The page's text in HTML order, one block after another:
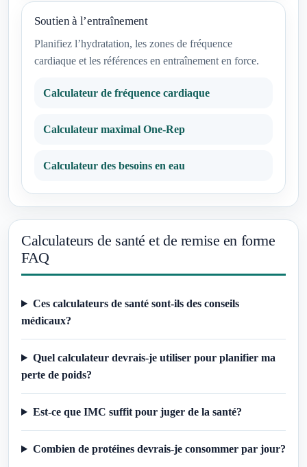
Soutien à l’entraînement
Planifiez l’hydratation, les zones de fréquence
cardiaque et les références en entraînement en force.
Calculateur de fréquence cardiaque
Calculateur maximal One-Rep
Calculateur des besoins en eau
Calculateurs de santé et de remise en forme
FAQ
Ces calculateurs de santé sont-ils des conseils
médicaux?
Quel calculateur devrais-je utiliser pour planifier ma
perte de poids?
Est-ce que IMC suffit pour juger de la santé?
Combien de protéines devrais-je consommer par jour?